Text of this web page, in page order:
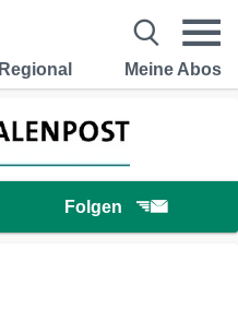
Regional Meine Abos
Folgen